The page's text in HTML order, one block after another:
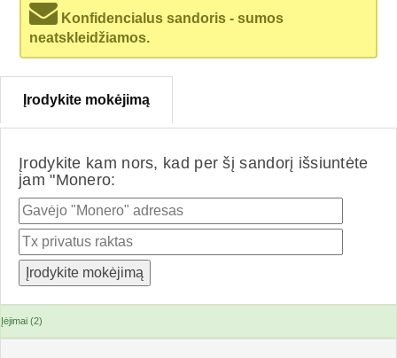
Konfidencialus sandoris - sumos
neatskleidžiamos.
Įrodykite mokėjimą
Įrodykite kam nors, kad per šį sandorį išsiuntėte
jam "Monero:
Įėjimai (2)